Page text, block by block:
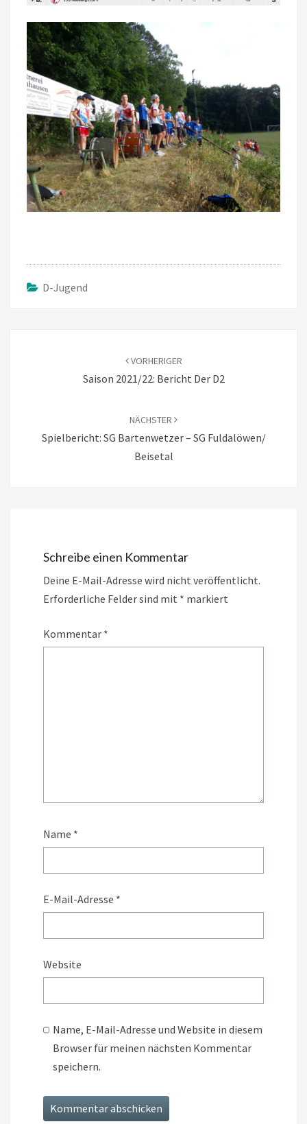
D-Jugend
VORHERIGER
Saison 2021/22: Bericht Der D2
NÄCHSTER
Spielbericht: SG Bartenwetzer – SG Fuldalöwen/
Beisetal
Schreibe einen Kommentar
Deine E-Mail-Adresse wird nicht veröffentlicht.
Erforderliche Felder sind mit * markiert
Kommentar *
Name *
E-Mail-Adresse *
Website
Name, E-Mail-Adresse und Website in diesem
Browser für meinen nächsten Kommentar
speichern.